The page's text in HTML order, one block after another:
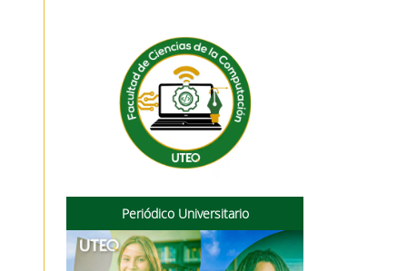
Periódico Universitario